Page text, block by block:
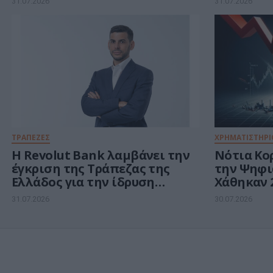
ΤΡΑΠΕΖΕΣ
Η Revolut Bank λαμβάνει την
έγκριση της Τράπεζας της
Ελλάδος για την ίδρυση
ελληνικού υποκαταστήματος
31.07.2026
Νότια
την
Χάθηκαν
1,3 τρισ.
30.07.2026